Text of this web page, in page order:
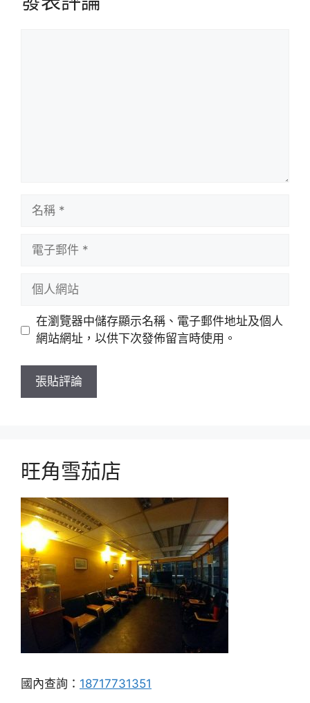
站
在瀏覽器中儲存顯示名稱、電子郵件地址及個人
網站網址，以供下次發佈留言時使用。
旺角雪茄店
國內查詢： 18717731351